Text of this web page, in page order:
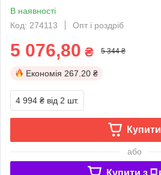
В наявності
Код: 274113
Опт і роздріб
5 076,80 ₴ 5 344 ₴
Економія 267.20 ₴
4 994 ₴ від 2 шт.
Купити
або
Купити з